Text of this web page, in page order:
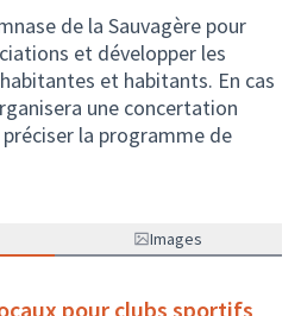
de la Sauvagère pour
et développer les
et habitants. En cas
une concertation
la programme de
Images
pour clubs sportifs